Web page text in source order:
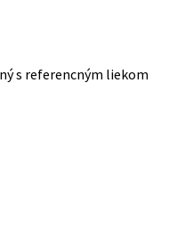
s referencným liekom